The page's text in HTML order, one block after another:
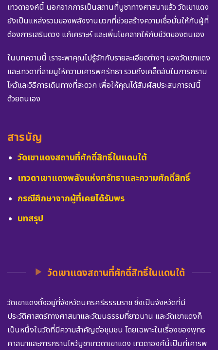
เทวดาองค์นี้ นอกจากการเป็นสถานที่บูชาทางศาสนาแล้ว วัดเขาแดง
ยังเป็นแหล่งรวมของพลังงานบวกที่ช่วยสร้างความเชื่อมั่นให้กับผู้ที่
ต้องการเสริมดวง แก้เคราะห์ และเพิ่มโชคลาภให้กับชีวิตของตนเอง
ในบทความนี้ เราจะพาคุณไปรู้จักกับรายละเอียดต่างๆ ของวัดเขาแดง
และเทวดาที่สายมูให้ความเคารพศรัทธา รวมถึงเคล็ดลับในการกราบ
ไหว้และวิธีการเดินทางที่สะดวก เพื่อให้คุณได้สัมผัสประสบการณ์นี้
ด้วยตนเอง
สารบัญ
วัดเขาแดงสถานที่ศักดิ์สิทธิ์ในแดนใต้
เทวดาเขาแดงพลังแห่งศรัทธาและความศักดิ์สิทธิ์
กรณีศึกษาจากผู้ที่เคยได้รับพร
บทสรุป
วัดเขาแดงสถานที่ศักดิ์สิทธิ์ในแดนใต้
วัดเขาแดงตั้งอยู่ที่จังหวัดนครศรีธรรมราช ซึ่งเป็นจังหวัดที่มี
ประวัติศาสตร์ทางศาสนาและวัฒนธรรมที่ยาวนาน และวัดเขาแดงก็
เป็นหนึ่งในวัดที่มีความสำคัญต่อชุมชน โดยเฉพาะในเรื่องของพุทธ
ศาสนาและการกราบไหว้บูชาเทวดาเขาแดง เทวดาองค์นี้เป็นที่เคารพ